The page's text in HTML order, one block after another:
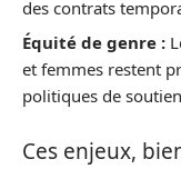
des contrats
Équité de genre :
et femmes restent
politiques de
Ces enjeux,